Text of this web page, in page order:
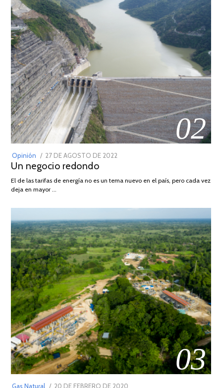
02
Opinión
POSTED
ON
27 DE AGOSTO DE 2022
DE
Un negocio redondo
El de las tarifas de energía no es un tema nuevo en el país, pero cada vez
deja en mayor …
03
Gas Natural
POSTED
20 DE FEBRERO DE 2020